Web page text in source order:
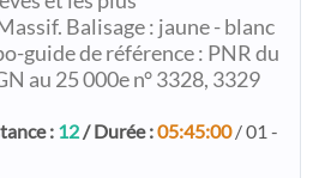
Balisage : jaune - blanc
guide de référence : PNR du
au 25 000e n° 3328, 3329
: 12/ Durée :05:45:00/ 01 -